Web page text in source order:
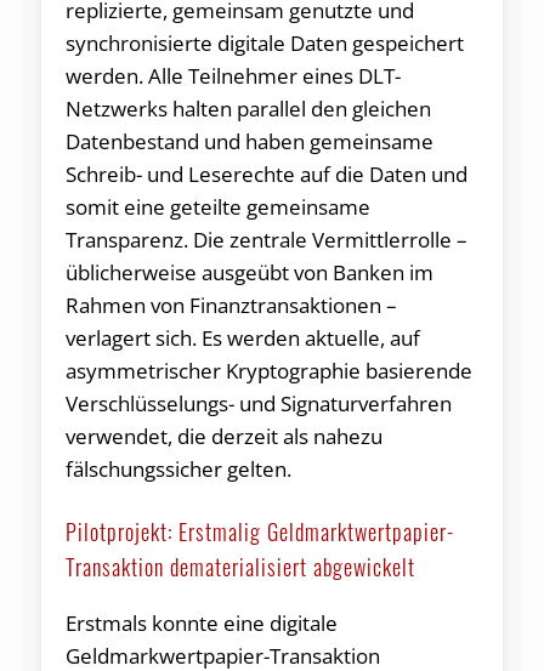
replizierte, gemeinsam genutzte und
synchronisierte digitale Daten gespeichert
werden. Alle Teilnehmer eines DLT-
Netzwerks halten parallel den gleichen
Datenbestand und haben gemeinsame
Schreib- und Leserechte auf die Daten und
somit eine geteilte gemeinsame
Transparenz. Die zentrale Vermittlerrolle –
üblicherweise ausgeübt von Banken im
Rahmen von Finanztransaktionen –
verlagert sich. Es werden aktuelle, auf
asymmetrischer Kryptographie basierende
Verschlüsselungs- und Signaturverfahren
verwendet, die derzeit als nahezu
fälschungssicher gelten.
Pilotprojekt: Erstmalig Geldmarktwertpapier-
Transaktion dematerialisiert abgewickelt
Erstmals konnte eine digitale
Geldmarkwertpapier-Transaktion